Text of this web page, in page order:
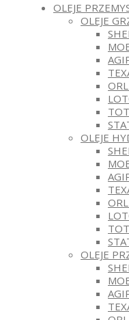
OLEJE
OLEJE
OLEJE
OLEJE